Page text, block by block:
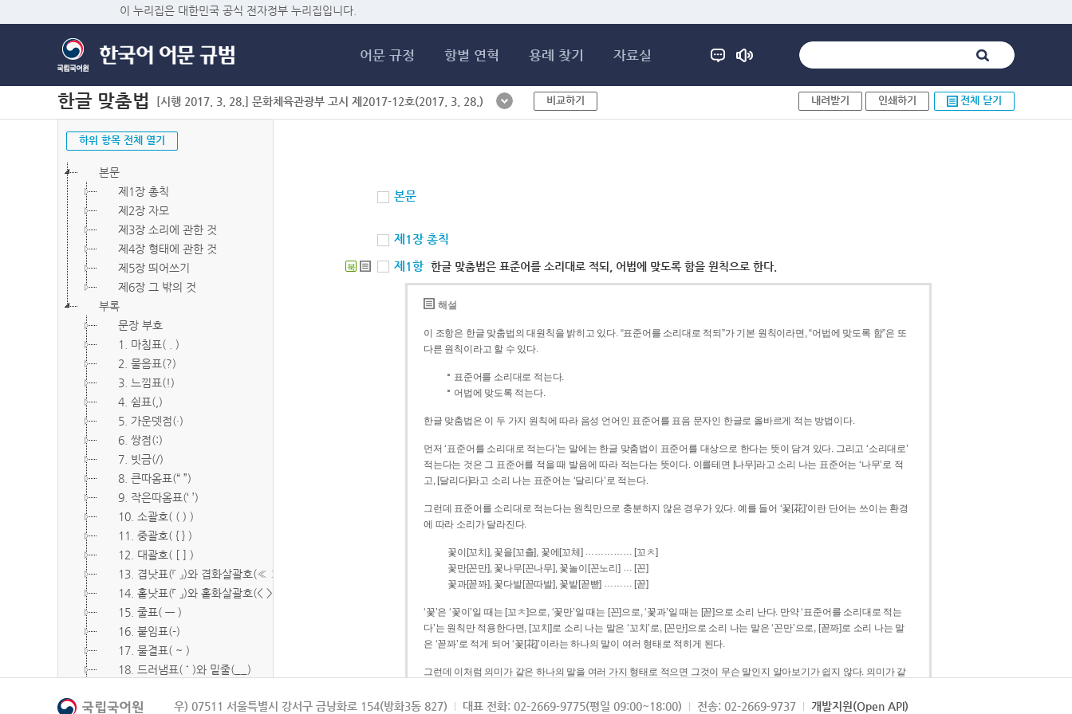
이 누리집은 대한민국 공식 전자정부 누리집입니다.
어문 규정 항별 연혁 용례 찾기 자료실
한글 맞춤법 [시행 2017. 3. 28.] 문화체육관광부 고시 제2017-12호(2017. 3. 28.) 비교하기 내려받기 인쇄하기 전체 닫기
하위 항목 전체 열기
본문
제1장 총칙
제2장 자모
제3장 소리에 관한 것
제4장 형태에 관한 것
제5장 띄어쓰기
제6장 그 밖의 것
부록
문장 부호
1. 마침표( . )
2. 물음표(?)
3. 느낌표(!)
4. 쉼표(,)
5. 가운뎃점(·)
6. 쌍점(:)
7. 빗금(/)
8. 큰따옴표(“ ”)
9. 작은따옴표(‘ ’)
10. 소괄호( ( ) )
11. 중괄호( { } )
12. 대괄호( [ ] )
13. 겹낫표(『 』)와 겹화살괄호(≪ ≫)
14. 홑낫표(「 」)와 홑화살괄호(< >)
15. 줄표( ― )
16. 붙임표(-)
17. 물결표( ~ )
18. 드러냄표( ˙ )와 밑줄(__)
20. 빠짐표( □ )
본문
제1장 총칙
북 제1항 한글 맞춤법은 표준어를 소리대로 적되, 어법에 맞도록 함을 원칙으로 한다.
해설
이 조항은 한글 맞춤법의 대원칙을 밝히고 있다. “표준어를 소리대로 적되”가 기본 원칙이라면, “어법에 맞도록 함”은 또
다른 원칙이라고 할 수 있다.
표준어를 소리대로 적는다.
어법에 맞도록 적는다.
한글 맞춤법은 이 두 가지 원칙에 따라 음성 언어인 표준어를 표음 문자인 한글로 올바르게 적는 방법이다.
먼저 ‘표준어를 소리대로 적는다’는 말에는 한글 맞춤법이 표준어를 대상으로 한다는 뜻이 담겨 있다. 그리고 ‘소리대로’
적는다는 것은 그 표준어를 적을 때 발음에 따라 적는다는 뜻이다. 이를테면 [나무]라고 소리 나는 표준어는 ‘나무’로 적
고, [달리다]라고 소리 나는 표준어는 ‘달리다’로 적는다.
그런데 표준어를 소리대로 적는다는 원칙만으로 충분하지 않은 경우가 있다. 예를 들어 ‘꽃[花]’이란 단어는 쓰이는 환경
에 따라 소리가 달라진다.
꽃이[꼬치], 꽃을[꼬츨], 꽃에[꼬체] …………… [꼬ㅊ]
꽃만[꼰만], 꽃나무[꼰나무], 꽃놀이[꼰노리] … [꼰]
꽃과[꼳꽈], 꽃다발[꼳따발], 꽃밭[꼳빧] ……… [꼳]
‘꽃’은 ‘꽃이’일 때는 [꼬ㅊ]으로, ‘꽃만’일 때는 [꼰]으로, ‘꽃과’일 때는 [꼳]으로 소리 난다. 만약 ‘표준어를 소리대로 적는
다’는 원칙만 적용한다면, [꼬치]로 소리 나는 말은 ‘꼬치’로, [꼰만]으로 소리 나는 말은 ‘꼰만’으로, [꼳꽈]로 소리 나는 말
은 ‘꼳꽈’로 적게 되어 ‘꽃[花]’이라는 하나의 말이 여러 형태로 적히게 된다.
그런데 이처럼 의미가 같은 하나의 말을 여러 가지 형태로 적으면 그것이 무슨 말인지 알아보기가 쉽지 않다. 의미가 같
되게 적는 것이 의미를 파악하는 데 효과적이다.
우) 07511 서울특별시 강서구 금낭화로 154(방화3동 827) 대표 전화: 02-2669-9775(평일 09:00~18:00) 전송: 02-2669-9737 개발지원(Open API)